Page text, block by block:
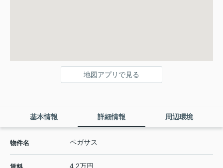
地図アプリで見る
基本情報 詳細情報 周辺環境
物件名 ペガサス
4.2万円